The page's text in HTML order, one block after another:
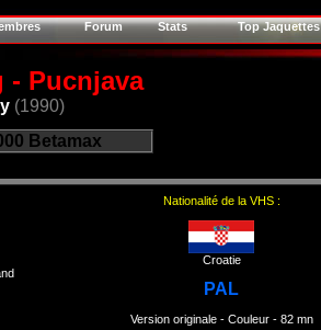
Forum Stats Top Jaquettes
- Pucnjava
(1990)
Betamax
Nationalité de la VHS :
Croatie
PAL
Version originale- Couleur- 82 mn